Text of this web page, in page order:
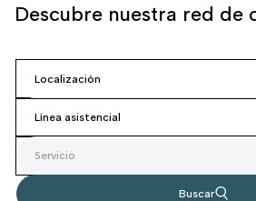
Descubre nuestra red de
Buscar